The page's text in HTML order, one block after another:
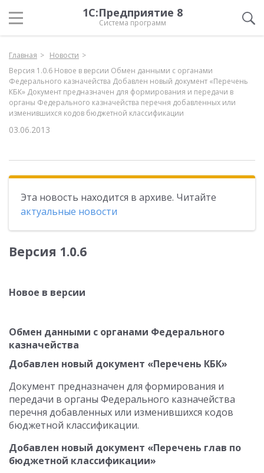
1С:Предприятие 8
Система программ
Главная
Новости
Версия 1.0.6 Новое в версии Обмен данными с органами
Федерального казначейства Добавлен новый документ «Перечень
КБК» Документ предназначен для формирования и передачи в
органы Федерального казначейства перечня добавленных или
изменившихся кодов бюджетной классификации
03.06.2013
Эта новость находится в архиве. Читайте
актуальные новости
Версия 1.0.6
Новое в версии
Обмен данными с органами Федерального
казначейства
Добавлен новый документ «Перечень КБК»
Документ предназначен для формирования и
передачи в органы Федерального казначейства
перечня добавленных или изменившихся кодов
бюджетной классификации.
Добавлен новый документ «Перечень глав по
бюджетной классификации»